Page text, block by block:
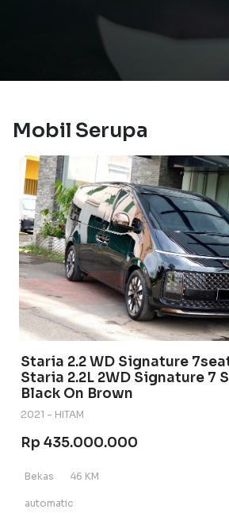
Mobil Serupa
Staria 2.2 WD Signature
Staria 2.2L 2WD Signature 7
Black On Brown
2021 - HITAM
Rp 435.000.000
Bekas 46 KM
automatic